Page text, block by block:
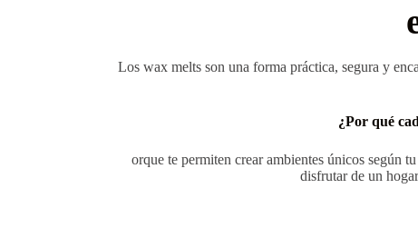
Los wax melts son una forma práctica, segura y
¿Por qué
orque te permiten crear ambientes únicos según
disfrutar de un